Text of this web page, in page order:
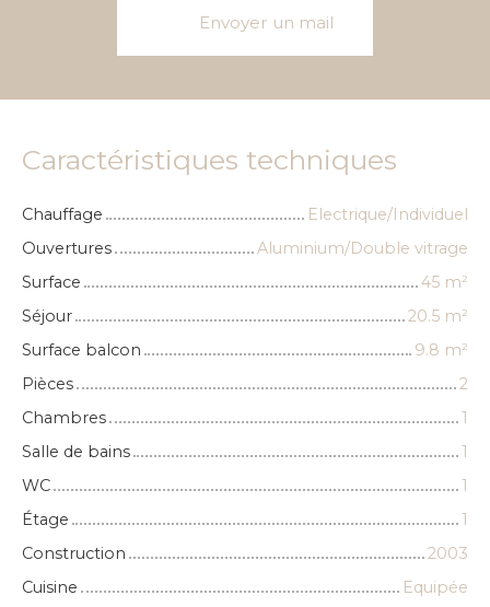
Envoyer un mail
Caractéristiques techniques
Chauffage
Electrique/Individuel
Ouvertures
Aluminium/Double vitrage
Surface
45 m²
Séjour
20.5 m²
Surface balcon
9.8 m²
Pièces
2
Chambres
1
Salle de bains
1
WC
1
Étage
1
Construction
2003
Cuisine
Equipée